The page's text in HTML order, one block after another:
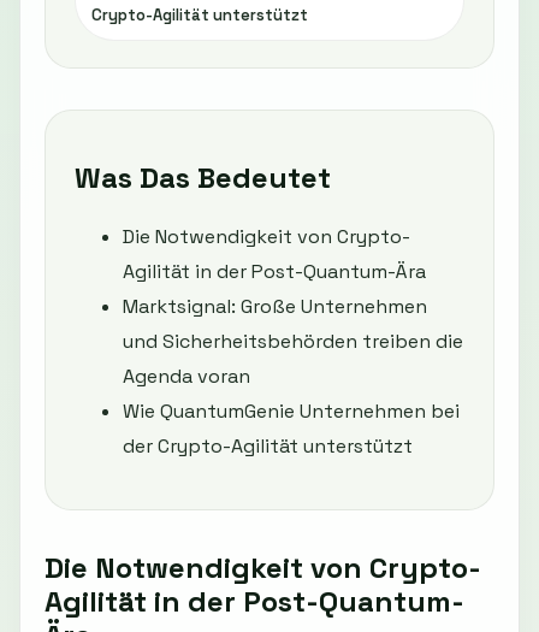
Crypto-Agilität unterstützt
Was Das Bedeutet
Die Notwendigkeit von Crypto-
Agilität in der Post-Quantum-Ära
Marktsignal: Große Unternehmen
und Sicherheitsbehörden treiben die
Agenda voran
Wie QuantumGenie Unternehmen bei
der Crypto-Agilität unterstützt
Die Notwendigkeit von Crypto-
Agilität in der Post-Quantum-